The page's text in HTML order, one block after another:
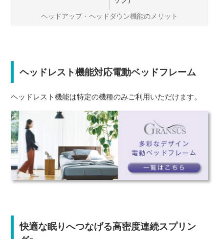
ヘッドアップ・ヘッドダウン機能のメリット
ヘッドレスト機能対応電動ベッドフレーム
ヘッドレスト機能は特定の機種のみご利用いただけます。
快適な眠りへつなげる高密度連続スプリン